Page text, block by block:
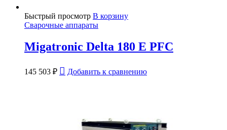
Быстрый просмотр В корзину
Сварочные аппараты
Migatronic Delta 180 E PFC
145 503 ₽ Добавить к сравнению